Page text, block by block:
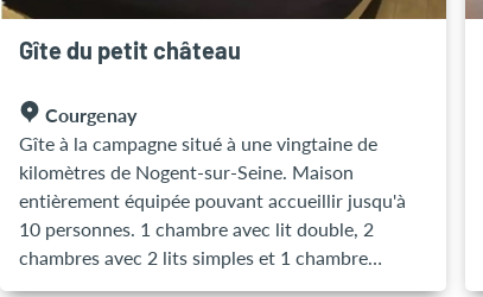
Gîte du petit château
Courgenay
Gîte à la campagne situé à une vingtaine de
kilomètres de Nogent-sur-Seine. Maison
entièrement équipée pouvant accueillir jusqu'à
10 personnes. 1 chambre avec lit double, 2
chambres avec 2 lits simples et 1 chambre
familliale de 4 personnes. Chaque chambre